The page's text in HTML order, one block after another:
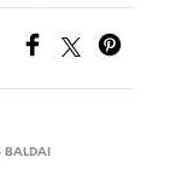
BALDAI